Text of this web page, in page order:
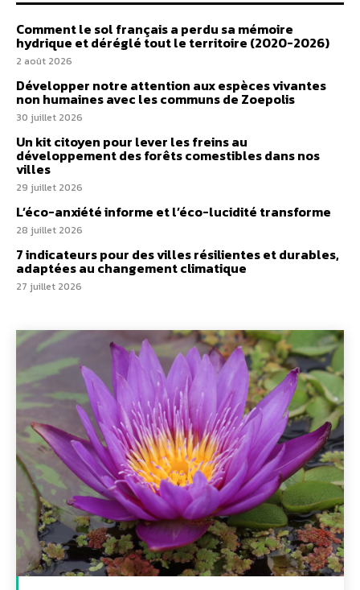
Comment le sol français a perdu sa mémoire
hydrique et déréglé tout le territoire (2020-2026)
2 août 2026
Développer notre attention aux espèces vivantes
non humaines avec les communs de Zoepolis
30 juillet 2026
Un kit citoyen pour lever les freins au
développement des forêts comestibles dans nos
villes
29 juillet 2026
L’éco-anxiété informe et l’éco-lucidité transforme
28 juillet 2026
7 indicateurs pour des villes résilientes et durables,
adaptées au changement climatique
27 juillet 2026